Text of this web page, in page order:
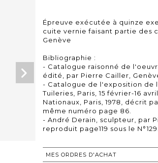
Épreuve exécutée à quinze
cuite vernie faisant partie des
Genève
Bibliographie :
- Catalogue raisonné de
édité, par Pierre Cailler,
- Catalogue de l'exposition de
Tuileries, Paris, 15 février-16
Nationaux, Paris, 1978, décrit
même numéro page 86.
- André Derain, sculpteur, par
MES ORDRES D'ACHAT